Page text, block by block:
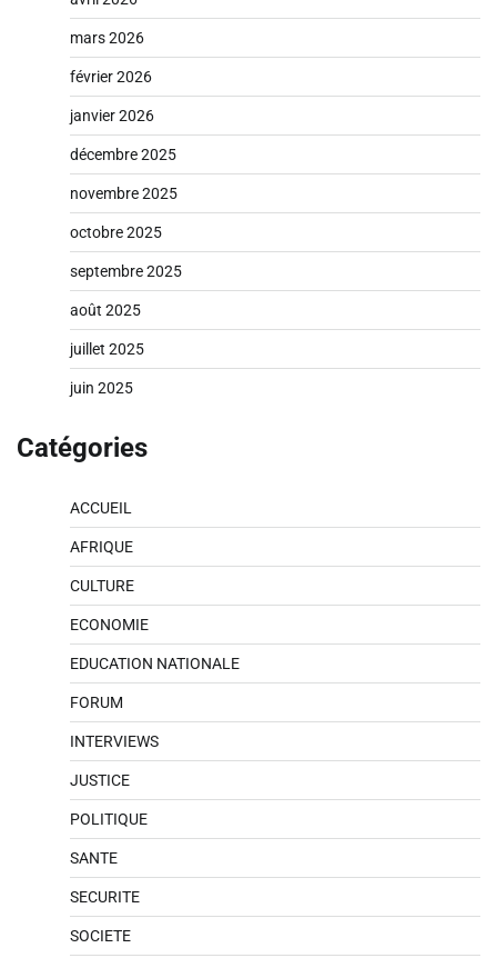
mars 2026
février 2026
janvier 2026
décembre 2025
novembre 2025
octobre 2025
septembre 2025
août 2025
juillet 2025
juin 2025
Catégories
ACCUEIL
AFRIQUE
CULTURE
ECONOMIE
EDUCATION NATIONALE
FORUM
INTERVIEWS
JUSTICE
POLITIQUE
SANTE
SECURITE
SOCIETE